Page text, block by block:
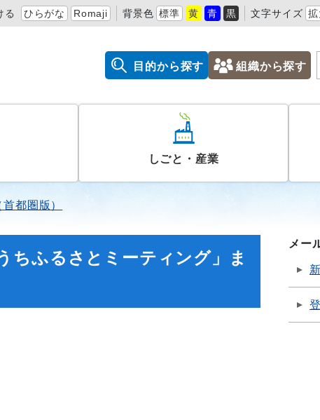
る ひらがな Romaji 背景色 標準 黄 青 黒 文字サイズ
目的から探す 組織から探す
しごと・産業
都圏版）
ちふるさとミーティング」ま
メー